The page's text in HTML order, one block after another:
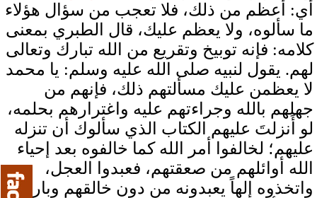
أي: أعظم من ذلك، فلا تعجب من سؤال هؤلاء
ما سألوه، ولا يعظم عليك، قال الطبري بمعنى
كلامه: فإنه توبيخ وتقريع من الله تبارك وتعالى
لهم. يقول لنبيه صلى الله عليه وسلم: يا محمد
لا يعظمن عليك مسألتهم ذلك، فإنهم من
جهلهم بالله وجراءتهم عليه واغترارهم بحلمه،
لو أَنزلتَ عليهم الكتاب الذي سألوك أن تنزله
عليهم؛ لخالفوا أمر الله كما خالفوه بعد إحياء
الله أوائلهم من صعقتهم، فعبدوا العجل،
واتخذوه إلهاً يعبدونه من دون خالقهم وبارئهم